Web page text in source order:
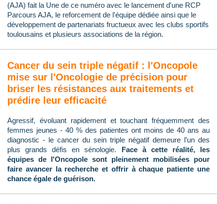
(AJA) fait la Une de ce numéro avec le lancement d'une RCP
Parcours AJA, le reforcement de l'équipe dédiée ainsi que le
développement de partenariats fructueux avec les clubs sportifs
toulousains et plusieurs associations de la région.
Cancer du sein triple négatif : l'Oncopole
mise sur l'Oncologie de précision pour
briser les résistances aux traitements et
prédire leur efficacité
Agressif, évoluant rapidement et touchant fréquemment des
femmes jeunes - 40 % des patientes ont moins de 40 ans au
diagnostic - le cancer du sein triple négatif demeure l’un des
plus grands défis en sénologie. Face à cette réalité, les
équipes de l'Oncopole sont pleinement mobilisées pour
faire avancer la recherche et offrir à chaque patiente une
chance égale de guérison.